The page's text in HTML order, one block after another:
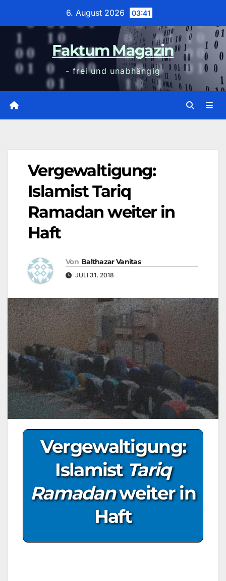
6. August 2026 03:41
Faktum Magazin
- frei und unabhängig
Vergewaltigung:
Islamist Tariq
Ramadan weiter in
Haft
Von Balthazar Vanitas
JULI 31, 2018
Vergewaltigung:
Islamist Tariq
Ramadanweiter in
Haft